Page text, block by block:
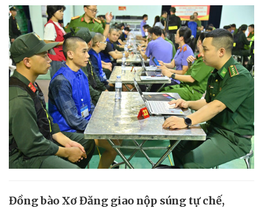
Đồng bào Xơ Đăng giao nộp súng tự chế,